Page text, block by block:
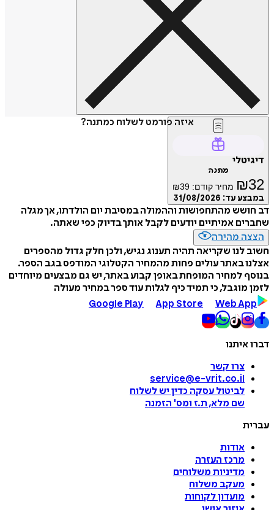
איזה פורמט לשלוח כמתנה?
דיגיטלי
מתנה
₪32 מחיר קודם: ₪39
במבצע עד: 31/08/2026
דב חושש מהתחפושות וההמולה במסיבת יום הולדתו, אך מגלה
שחברים אמיתיים יודעים לקבל אותך בדיוק כפי שאתה.
הצצה מהירה
חשוב לנו שקריאה תהיה תענוג נגיש, ולכן חלק גדול מהספרים
אצלנו באתר עולים פחות מהמחיר הקטלוגי המודפס בגב הספר.
בנוסף למחיר המופחת באופן קבוע באתר, יש גם מבצעים מיוחדים
לזמן מוגבל, כי תמיד כיף לגלות עוד ספר במחיר מעולה
Google Play
App Store Web App
דברו איתנו
צרו קשר
service@e-vrit.co.il
לביטול עסקה כדין יש לשלוח
שם מלא, ת.ז ומס' הזמנה
עברית
אודות
מרכז העזרה
מדיניות משלוחים
מעקב משלוח
מועדון לקוחות